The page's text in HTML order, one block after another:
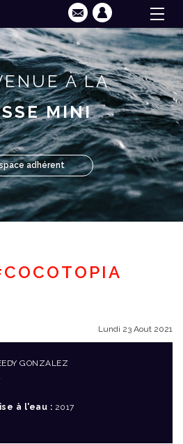
À LA
MINI
adhérent
Lundi 23 Aout 2021
GONZALEZ
à l'eau : 2017